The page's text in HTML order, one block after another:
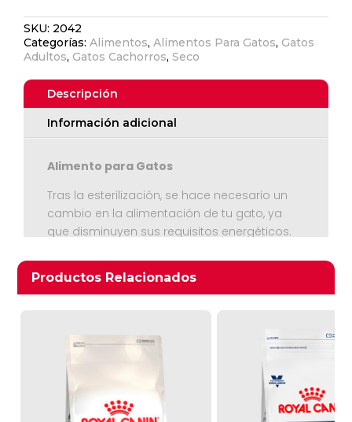
Ver Carrito
SKU: 2042
Categorías:Alimentos,Alimentos Para Gatos, Gatos
Adultos, Gatos Cachorros,Seco
Descripción
Información adicional
Alimento para Gatos
Tras la esterilización, se hace necesario un
cambio en la alimentación de tu gato, ya
que disminuyen sus requisitos energéticos.
contenido moderado de grasa, el cual, junto
con un racionamiento adecuado, ayudará a
también aporta un contenido mineral
urinario sano; así como un contenido
elevado de proteínas, para el
mantenimiento de su masa muscular.
Productos Relacionados
Productos relacionados